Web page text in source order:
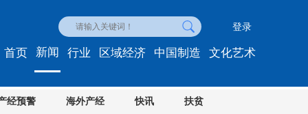
登录
首页 新闻
经预警 海外产经 快讯 扶贫
行业 区域经济 中国制造 文化艺术